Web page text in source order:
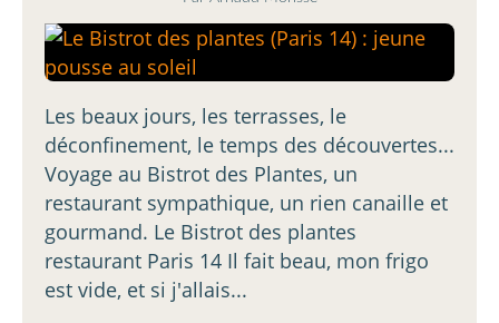
Les beaux jours, les terrasses, le
déconfinement, le temps des découvertes...
Voyage au Bistrot des Plantes, un
restaurant sympathique, un rien canaille et
gourmand. Le Bistrot des plantes
restaurant Paris 14 Il fait beau, mon frigo
est vide, et si j'allais...